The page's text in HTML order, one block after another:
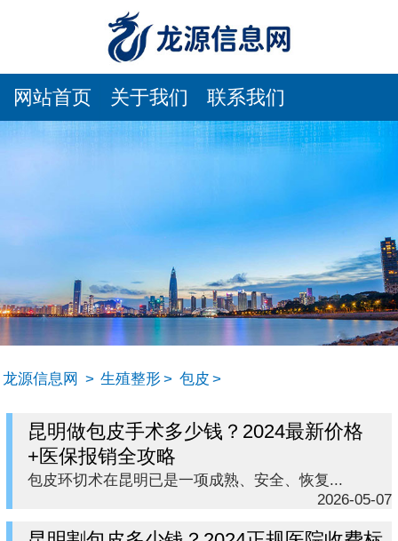
网站首页 关于我们 联系我们
龙源信息网 > 生殖整形> 包皮 >
昆明做包皮手术多少钱？2024最新价格
+医保报销全攻略
包皮环切术在昆明已是一项成熟、安全、恢复...
2026-05-07